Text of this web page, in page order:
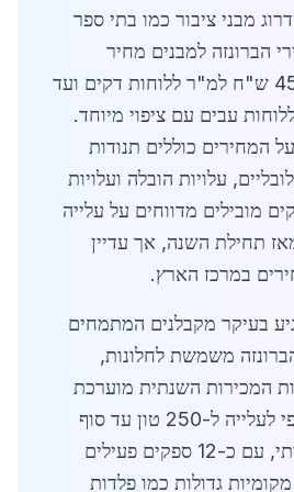
מבני ציבור כמו בתי ספר
הברונזה למבנים מחיר
בעפולה נעים בין 450 ש"ח למ"ר ללוחות דקים ועד
ללוחות עבים עם ציפוי מיוחד.
המחירים כוללים תנודות
עלויות הובלה ועלויות
מובילים מדווחים על עלייה
מאז תחילת השנה, אך עדיין
בעיקר מקבלנים המתמחים
משמשת לחלונות,
המכירות השנתית מוערכת
בכ-200 טון, עם צפי לעלייה ל-250 טון עד סוף
2026. השוק תחרותי, עם כ-12 ספקים פעילים
גדולות כמו פלדות